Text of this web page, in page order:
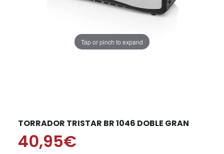
Tap or pinch to expand
TORRADOR TRISTAR BR 1046 DOBLE GRAN
40,95€